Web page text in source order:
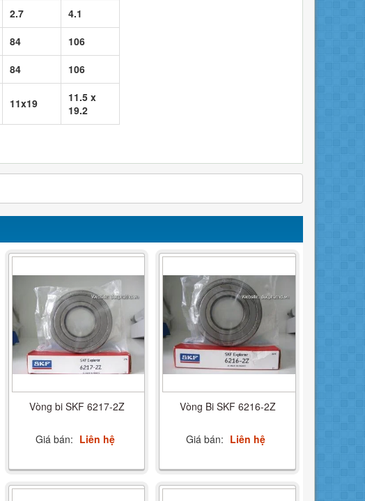
2.7 4.1
84
106
84 106
11x19
11.5 x
19.2
Vòng bi SKF 6217-2Z
Giá bán: Liên hệ
Vòng Bi SKF 6216-2Z
Giá bán: Liên hệ